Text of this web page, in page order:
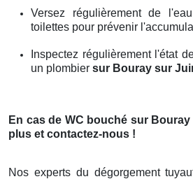
Versez régulièrement de
toilettes pour prévenir
Inspectez régulièrement l'état
un plombier sur Bouray sur
En cas de WC bouché sur
plus et contactez-nous !
Nos experts du dégorgement